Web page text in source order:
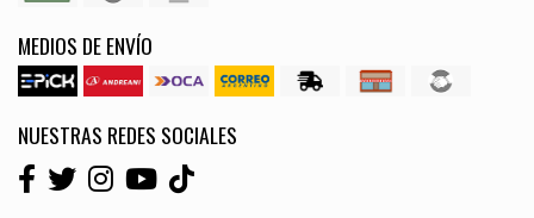
MEDIOS DE ENVÍO
NUESTRAS REDES SOCIALES